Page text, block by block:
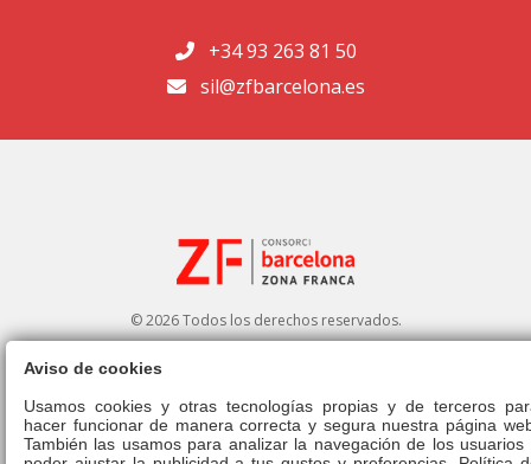
+34 93 263 81 50
sil@zfbarcelona.es
© 2026 Todos los derechos reservados.
Aviso legal|Política de privacidad|Política de cookies|Canal ético|
Aviso de cookies
Usamos cookies y otras tecnologías propias y de terceros
hacer funcionar de manera correcta y segura nuestra página
También las usamos para analizar la navegación de los usuarios